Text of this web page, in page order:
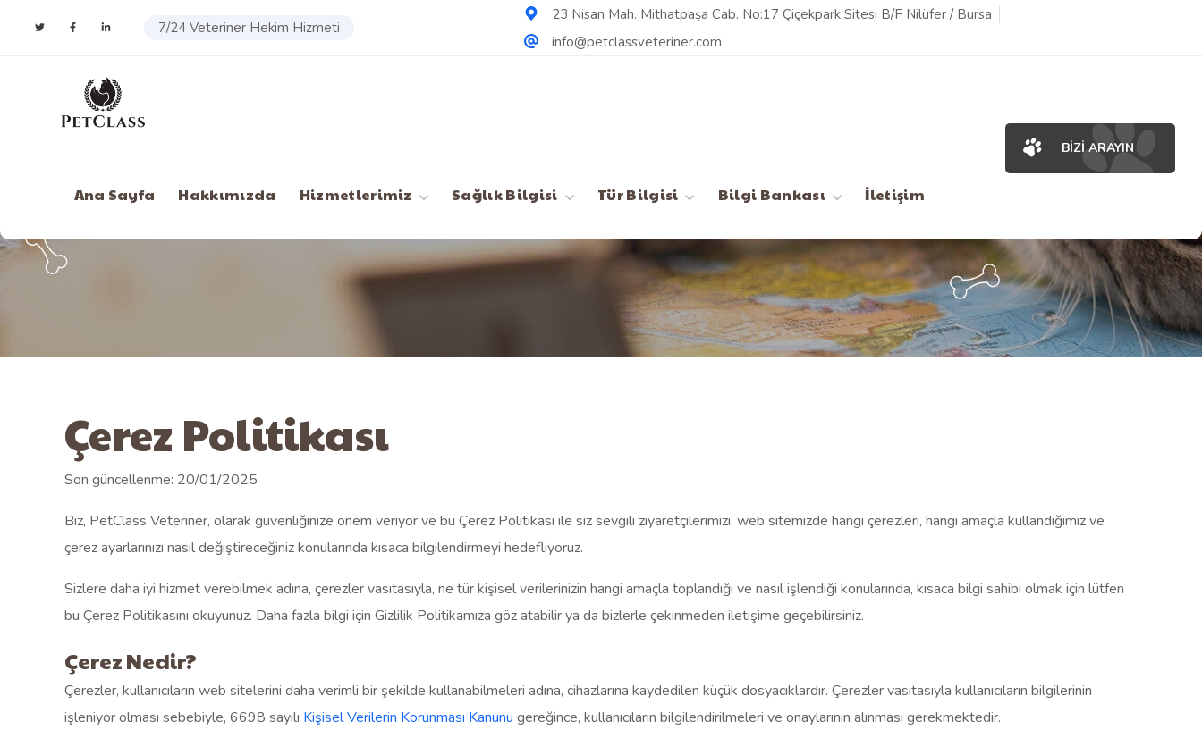
7/24 Veteriner Hekim Hizmeti
23 Nisan Mah. Mithatpaşa Cab. No:17 Çiçekpark Sitesi B/F Nilüfer / Bursa
info@petclassveteriner.com
Ana Sayfa Hakkımızda Hizmetlerimiz Sağlık Bilgisi Tür Bilgisi Bilgi Bankası İletişim
BIZI ARAYIN
Çerez Politikası
Çerez Politikası
Son güncellenme: 20/01/2025
Biz, PetClass Veteriner, olarak güvenliğinize önem veriyor ve bu Çerez Politikası ile siz sevgili ziyaretçilerimizi, web sitemizde hangi çerezleri, hangi amaçla kullandığımız ve
çerez ayarlarınızı nasıl değiştireceğiniz konularında kısaca bilgilendirmeyi hedefliyoruz.
Sizlere daha iyi hizmet verebilmek adına, çerezler vasıtasıyla, ne tür kişisel verilerinizin hangi amaçla toplandığı ve nasıl işlendiği konularında, kısaca bilgi sahibi olmak için lütfen
bu Çerez Politikasını okuyunuz. Daha fazla bilgi için Gizlilik Politikamıza göz atabilir ya da bizlerle çekinmeden iletişime geçebilirsiniz.
Çerez Nedir?
Çerezler, kullanıcıların web sitelerini daha verimli bir şekilde kullanabilmeleri adına, cihazlarına kaydedilen küçük dosyacıklardır. Çerezler vasıtasıyla kullanıcıların bilgilerinin
işleniyor olması sebebiyle, 6698 sayılı Kişisel Verilerin Korunması Kanunu gereğince, kullanıcıların bilgilendirilmeleri ve onaylarının alınması gerekmektedir.